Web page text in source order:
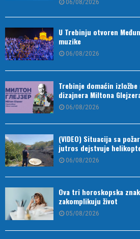
06/08/2026
U Trebinju otvoren
muzike
06/08/2026
Trebinje domaćin
dizajnera Miltona
06/08/2026
(VIDEO) Situacija sa
jutros dejstvuje
06/08/2026
Ova tri horoskopska
zakomplikuju život
05/08/2026